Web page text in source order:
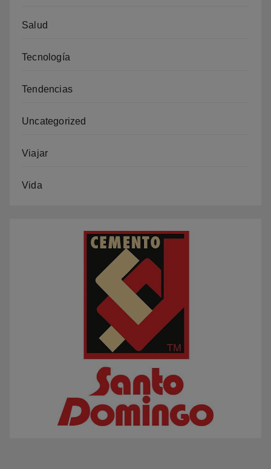
Salud
Tecnología
Tendencias
Uncategorized
Viajar
Vida